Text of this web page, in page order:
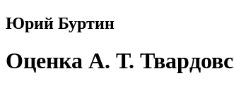
Юрий Буртин
Оценка А. Т.